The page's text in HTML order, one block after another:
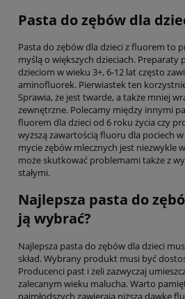
Pasta do zębów dla
Pasta do zębów dla dzieci z fluorem to
myślą o większych dzieciach. Preparaty
dzieciom w wieku 3+, 6-12 lat często
aminofluorek. Pierwiastek ten
Sprawia, że jest twarde, a także mniej
zewnętrzne. Polecamy między innymi
fluorem dla dzieci od 6 roku życia czy
wyższą zawartością fluoru dla pociech
mycie zębów mlecznych jest niezwykle
może skutkować problemami także z
stałymi.
Najlepsza pasta do
ją wybrać?
Najlepsza pasta do zębów dla dzieci
skład. Wybrany produkt musi być
Producenci past i żeli zazwyczaj
zalecanym wieku malucha. Warto
najmłodszych zawierają niższą dawkę